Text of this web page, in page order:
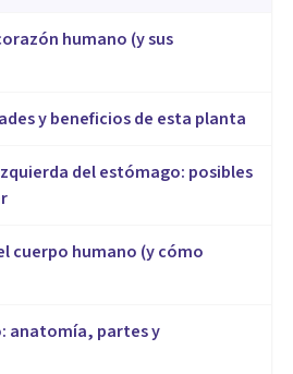
humano (y sus
y beneficios de esta planta
del estómago: posibles
cuerpo humano (y cómo
anatomía, partes y